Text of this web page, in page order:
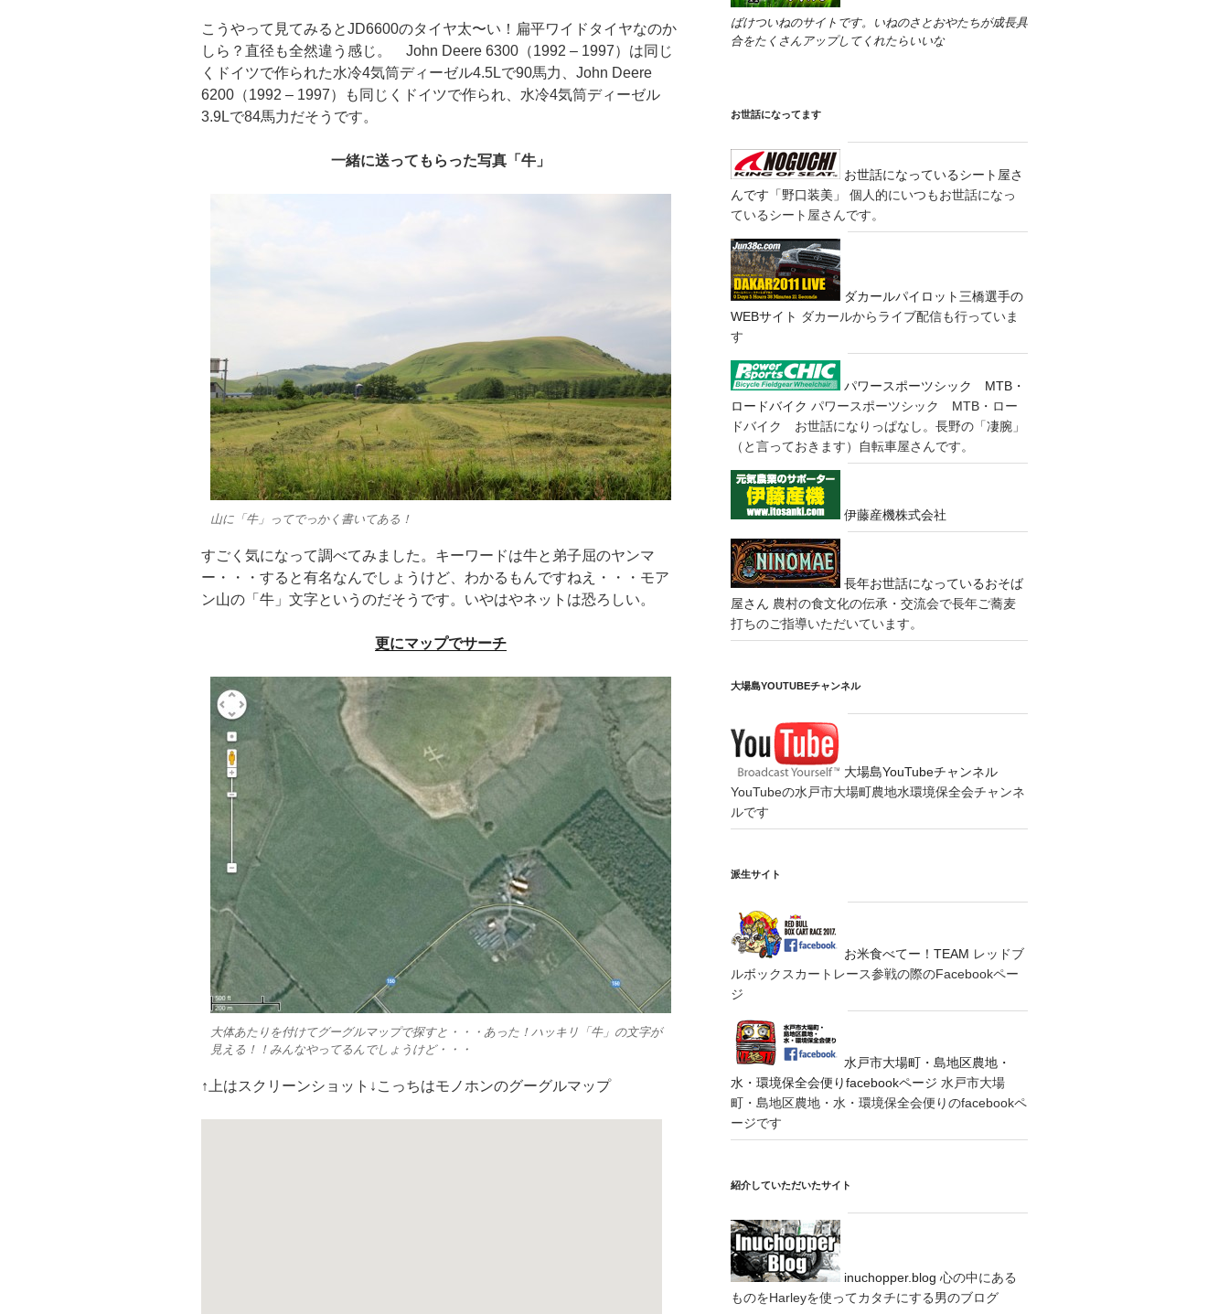
こうやって見てみるとJD6600のタイヤ太〜い！扁平ワイドタイヤなのか
しら？直径も全然違う感じ。 John Deere 6300（1992 – 1997）は同じ
くドイツで作られた水冷4気筒ディーゼル4.5Lで90馬力、John Deere
6200（1992 – 1997）も同じくドイツで作られ、水冷4気筒ディーゼル
3.9Lで84馬力だそうです。
一緒に送ってもらった写真「牛」
山に「牛」ってでっかく書いてある！
すごく気になって調べてみました。キーワードは牛と弟子屈のヤンマ
ー・・・すると有名なんでしょうけど、わかるもんですねえ・・・モア
ン山の「牛」文字というのだそうです。いやはやネットは恐ろしい。
更にマップでサーチ
大体あたりを付けてグーグルマップで探すと・・・あった！ハッキリ「牛」の文字が
見える！！みんなやってるんでしょうけど・・・
↑上はスクリーンショット↓こっちはモノホンのグーグルマップ
ばけついねのサイトです。いねのさとおやたちが成長具
合をたくさんアップしてくれたらいいな
お世話になってます
お世話になっているシート屋さ
んです「野口装美」
個人的にいつもお世話になっ
ているシート屋さんです。
ダカールパイロット三橋選手の
WEBサイト ダカールからライブ配信も行っていま
す
パワースポーツシック MTB・
ロードバイク パワースポーツシック MTB・ロー
ドバイク お世話になりっぱなし。長野の「凄腕」
（と言っておきます）自転車屋さんです。
伊藤産機株式会社
長年お世話になっているおそば
屋さん 農村の食文化の伝承・交流会で長年ご蕎麦
打ちのご指導いただいています。
大場島YOUTUBEチャンネル
大場島YouTubeチャンネル
YouTubeの水戸市大場町農地水環境保全会チャンネ
ルです
派生サイト
お米食べてー！TEAM レッドブ
ルボックスカートレース参戦の際のFacebookペー
ジ
水戸市大場町・島地区農地・
水・環境保全会便りfacebookページ 水戸市大場
町・島地区農地・水・環境保全会便りのfacebookペ
ージです
紹介していただいたサイト
inuchopper.blog 心の中にある
ものをHarleyを使ってカタチにする男のブログ